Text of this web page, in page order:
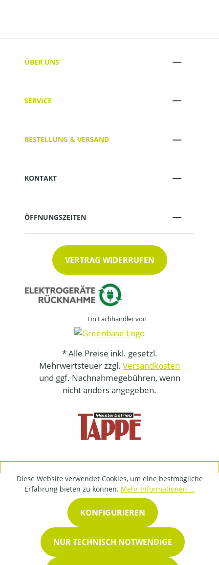
ÜBER UNS
SERVICE
BESTELLUNG & VERSAND
KONTAKT
ÖFFNUNGSZEITEN
VERTRAG WIDERRUFEN
Ein Fachhändler von
* Alle Preise inkl. gesetzl.
Mehrwertsteuer zzgl. Versandkosten
und ggf. Nachnahmegebühren, wenn
nicht anders angegeben.
Diese Website verwendet Cookies, um eine bestmögliche
Erfahrung bieten zu können. Mehr Informationen ...
NUR TECHNISCH NOTWENDIGE
KONFIGURIEREN